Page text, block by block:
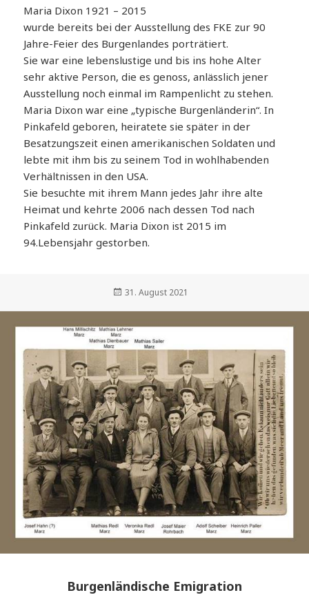
Maria Dixon 1921 – 2015
wurde bereits bei der Ausstellung des FKE zur 90
Jahre-Feier des Burgenlandes porträtiert.
Sie war eine lebenslustige und bis ins hohe Alter
sehr aktive Person, die es genoss, anlässlich jener
Ausstellung noch einmal im Rampenlicht zu stehen.
Maria Dixon war eine „typische Burgenländerin“. In
Pinkafeld geboren, heiratete sie später in der
Besatzungszeit einen amerikanischen Soldaten und
lebte mit ihm bis zu seinem Tod in wohlhabenden
Verhältnissen in den USA.
Sie besuchte mit ihrem Mann jedes Jahr ihre alte
Heimat und kehrte 2006 nach dessen Tod nach
Pinkafeld zurück. Maria Dixon ist 2015 im
94.Lebensjahr gestorben.
Veröffentlicht
31. August 2021
Burgenländische Emigration